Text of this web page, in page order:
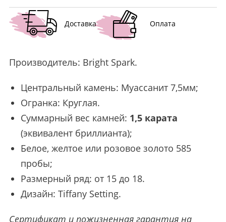
Доставка Оплата
Производитель: Bright Spark.
Центральный камень: Муассанит 7,5мм;
Огранка: Круглая.
Суммарный вес камней: 1,5 карата
(эквивалент бриллианта);
Белое, желтое или розовое золото 585
пробы;
Размерный ряд: от 15 до 18.
Дизайн: Tiffany Setting.
Сертификат и пожизненная гарантия на